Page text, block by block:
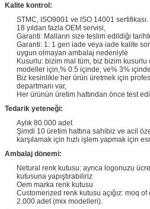
Kalite kontrol:
STMC, ISO9001 ve ISO 14001 sertifikası.
18 yıldan fazla OEM servisi,
Garanti: Malların size teslim edildiği
Garanti: 1: 1 geri iade veya iade kalite
uygun olmayan ambalaj nedeniyle
Kusurlu: bizim mal tüm, biz bizim kusurlu
modeller için,% 0.5 içinde, ve% 3%
Biz kesinlikle her ürün üretmek için
departmanı var,
Her ürünün üretim hattından önce test
Tedarik yeteneği:
Aylık 80.000 adet
Şimdi 10 üretim hattına sahibiz ve acil
karşılamak için hızlı işlem yapmak için
Ambalaj dönemi:
Netural renk kutusu: ayrıca logonuzu
kutusuna yapıştırabiliriz
Oem marka renk kutusu
Customerized renk kutusu açığız: moq
2.000 adet (mix modelleri).